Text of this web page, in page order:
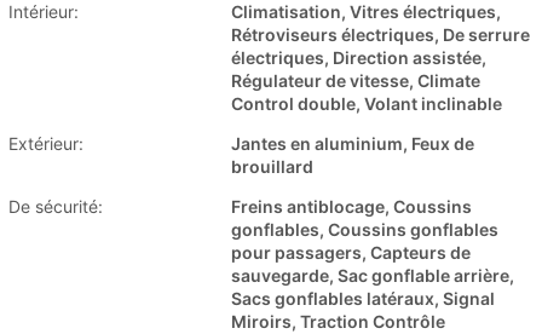
Intérieur:
Climatisation, Vitres électriques,
Rétroviseurs électriques, De serrure
électriques, Direction assistée,
Régulateur de vitesse, Climate
Control double, Volant inclinable
Extérieur:
Jantes en aluminium, Feux de
brouillard
De sécurité:
Freins antiblocage, Coussins
gonflables, Coussins gonflables
pour passagers, Capteurs de
sauvegarde, Sac gonflable arrière,
Sacs gonflables latéraux, Signal
Miroirs, Traction Contrôle